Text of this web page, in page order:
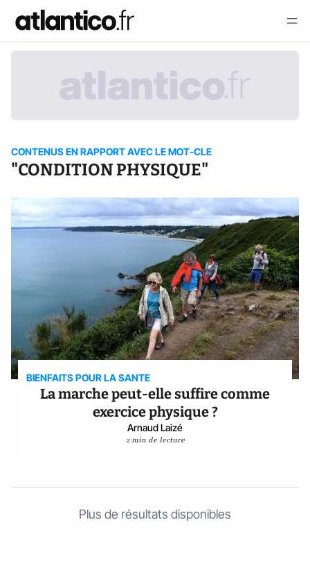
CONTENUS EN RAPPORT AVEC LE MOT-CLE
"CONDITION PHYSIQUE"
BIENFAITS POUR LA SANTE
La marche peut-elle suffire comme
exercice physique ?
Arnaud Laizé
2 min de lecture
Plus de résultats disponibles